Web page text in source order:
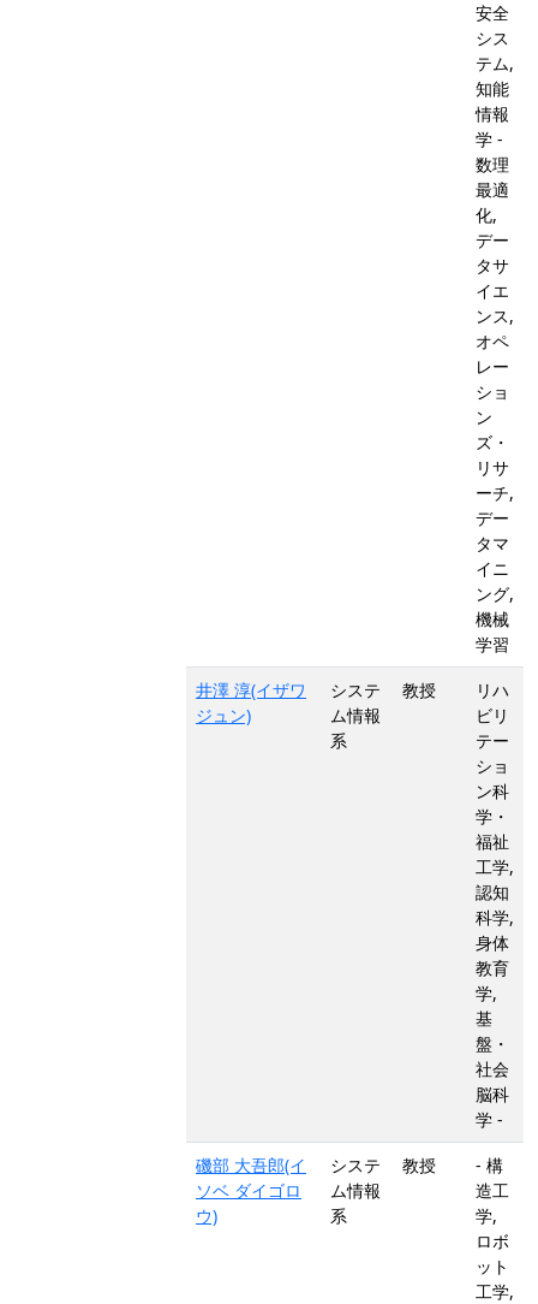
安全
シス
テム,
知能
情報
学 -
数理
最適
化,
デー
タサ
イエ
ンス,
オペ
レー
ショ
ン
ズ・
リサ
ーチ,
デー
タマ
イニ
ング,
機械
学習
井澤 淳(イザワ
ジュン)
システ
ム情報
系
教授
リハ
ビリ
テー
ショ
ン科
学・
福祉
工学,
認知
科学,
身体
教育
学,
基
盤・
社会
脳科
学 -
磯部 大吾郎(イ
ソベ ダイゴロ
ウ)
システ
ム情報
系
教授
- 構
造工
学,
ロボ
ット
工学,